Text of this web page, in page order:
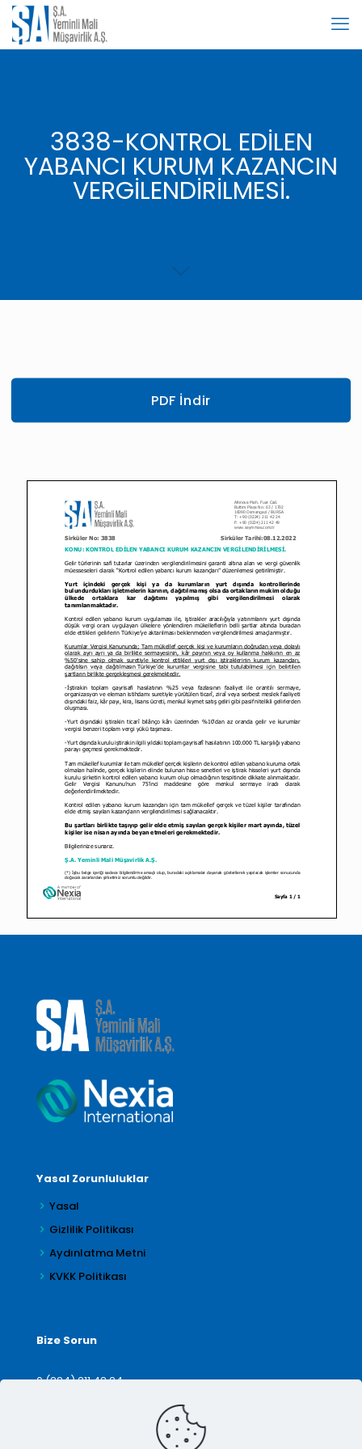
3838-KONTROL EDİLEN
YABANCI KURUM KAZANCIN
VERGİLENDİRİLMESİ.
PDF İndir
Yasal Zorunluluklar
Yasal
Gizlilik Politikası
Aydınlatma Metni
KVKK Politikası
Bize Sorun
0 (224) 211 42 24